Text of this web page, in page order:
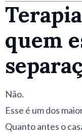
quem
Não.
Esse é um dos
Quanto antes o